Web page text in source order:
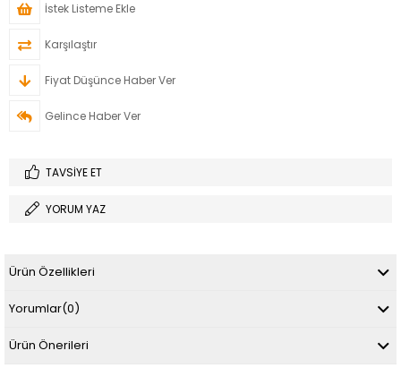
İstek Listeme Ekle
Karşılaştır
Fiyat Düşünce Haber Ver
Gelince Haber Ver
TAVSIYE ET
YORUM YAZ
Ürün Özellikleri
Yorumlar(0)
Ürün Önerileri